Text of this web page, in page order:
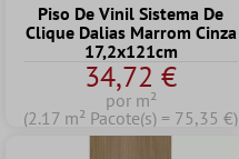
Piso De Vinil Sistema De
Clique Dalias Marrom Cinza
17,2x121cm
34,72 €
por m²
(2.17 m² Pacote(s) = 75,35 €)